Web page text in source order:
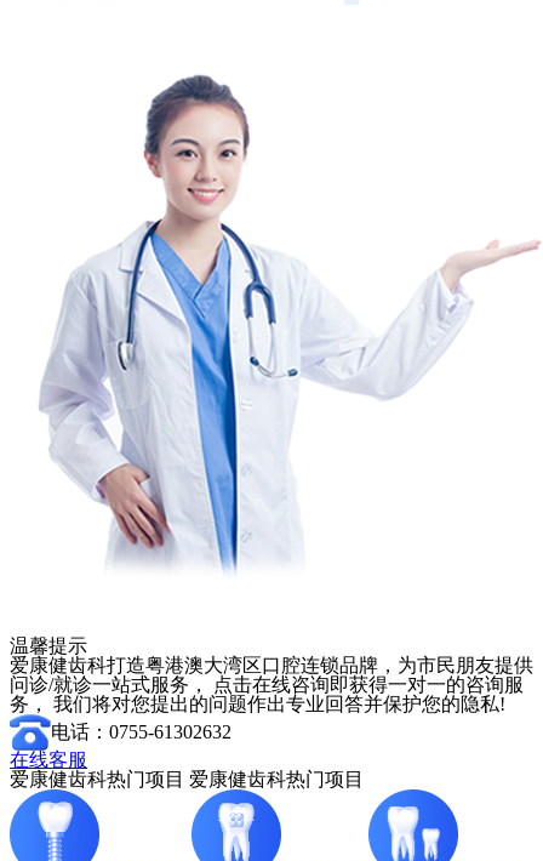
温馨提示
爱康健齿科打造粤港澳大湾区口腔连锁品牌，为市民朋友提供
问诊/就诊一站式服务， 点击在线咨询即获得一对一的咨询服
务， 我们将对您提出的问题作出专业回答并保护您的隐私!
电话：0755-61302632
在线客服
爱康健齿科热门项目 爱康健齿科热门项目